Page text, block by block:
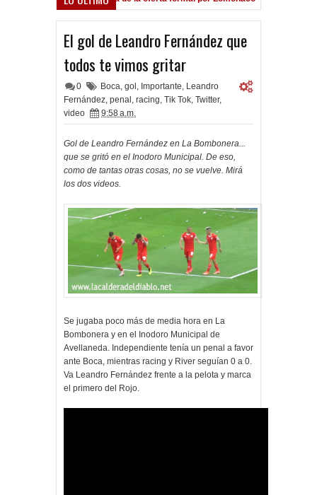
El gol de Leandro Fernández que
todos te vimos gritar
0 Boca, gol , Importante, Leandro
Fernández, penal , racing, Tik Tok, Twitter,
video
9:58 a.m.
Gol de Leandro Fernández en La Bombonera...
que se gritó en el Inodoro Municipal. De eso,
como de tantas otras cosas, no se vuelve. Mirá
los dos videos.
Se jugaba poco más de media hora en La
Bombonera y en el Inodoro Municipal de
Avellaneda. Independiente tenía un penal a favor
ante Boca, mientras racing y River seguían 0 a 0.
Va Leandro Fernández frente a la pelota y marca
el primero del Rojo.